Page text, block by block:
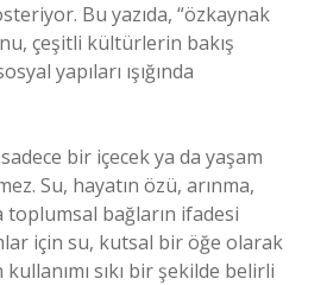
Bu yazıda, “özkaynak
çeşitli kültürlerin bakış
yapıları ışığında
bir içecek ya da yaşam
Su, hayatın özü, arınma,
toplumsal bağların ifadesi
için su, kutsal bir öğe olarak
sıkı bir şekilde belirli